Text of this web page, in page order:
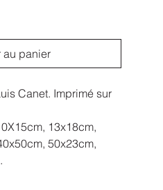
au panier
Canet. Imprimé sur
13x18cm,
50x23cm,